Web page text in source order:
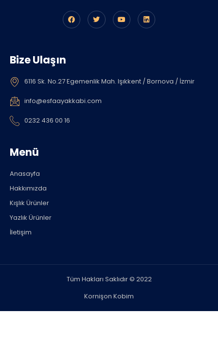
Bize Ulaşın
6116 Sk. No.27 Egemenlik Mah. Işıkkent / Bornova / İzmir
info@esfaayakkabi.com
0232 436 00 16
Menü
Anasayfa
Hakkımızda
Kışlık Ürünler
Yazlık Ürünler
İletişim
Tüm Hakları Saklıdır © 2022
Kornişon Kobim